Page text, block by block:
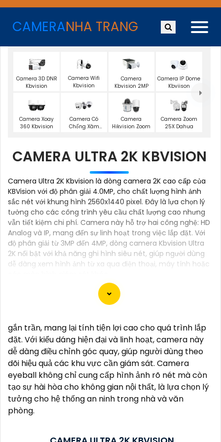
CAMERANHA TRANG
Camera 3D DNR
Kbvision
Camera Wifi
Kbvision
Camera
Kbvision 2MP
Camera IP Dome
Kbviison
Camera Xoay
360 Kbvision
Camera Có
Chống Xâm
Camera
Hikvision Zoom
Camera Zoom
25X Dahua
CAMERA ULTRA 2K KBVISION
Camera Ultra 2K Kbvision là dòng camera 2K cao cấp của
KBVision với độ phân giải 4.0MP, cho chất lượng hình ảnh
sắc nét với khung hình 2560x1440 pixel. Đây là lựa chọn lý
tưởng cho các công trình yêu cầu chất lượng cao nhưng
vẫn tiết kiệm chi phí. Camera này hỗ trợ hai công nghệ: HD
Analog và IP, mang đến sự linh hoạt trong việc lắp đặt. Với
độ phân giải từ 3MP đến 4MP, dòng camera Kbvision Ultra
2K nổi bật với khả năng ghi hình siêu nét, giúp người dùng
dễ dàng xem hình ảnh từ xa qua điện thoại, máy tính hoặc
Dạ chào anh/chị, ở đây là một mẫu tư 141 để giới
thiệu sản phẩm "Lắp Camera 2K 4MP":
"Chào anh/chị,
Bạn muốn nâng cao an toàn an ninh cho ngôi nhà
hoặc cửa hàng của mình một cách hiệu quả và tiện
lợi? Hãy đến với Camera 2K 4MP, giải pháp giám sát
chất lượng cao mà bạn đang tìm kiếm.
Với độ phân giải 2K và 4MP, Camera này sẽ cung cấp
gắn trần, mang lại tính tiện lợi cao cho quá trình lắp
đặt. Với kiểu dáng hiện đại và linh hoạt, camera này
dễ dàng điều chỉnh góc quay, giúp người dùng theo
dõi hiệu quả các khu vực cần giám sát. Camera
eyeball không chỉ cung cấp hình ảnh rõ nét mà còn
tạo sự hài hòa cho không gian nội thất, là lựa chọn lý
tưởng cho hệ thống an ninh trong nhà và văn
phòng.